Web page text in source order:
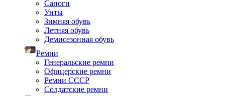
Сапоги
Унты
Зимняя обувь
Летняя обувь
Демисезонная обувь
Ремни
Генеральские ремни
Офицерские ремни
Ремни СССР
Солдатские ремни